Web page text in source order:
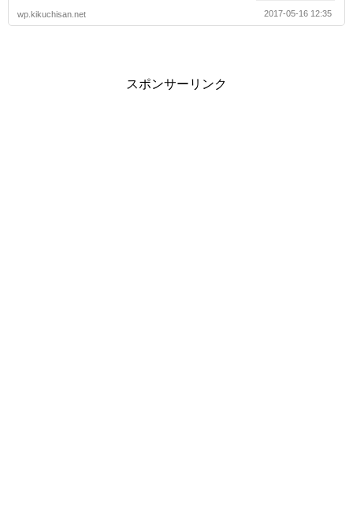
wp.kikuchisan.net 2017-05-16 12:35
スポンサーリンク